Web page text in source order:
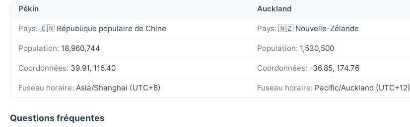
Pékin Auckland
Pays: 🇨🇳 République populaire de Chine Pays: 🇳🇿 Nouvelle-Zélande
Population: 18,960,744 Population: 1,530,500
Coordonnées: 39.91, 116.40 Coordonnées: -36.85, 174.76
Fuseau horaire: Asia/Shanghai (UTC+8) Fuseau horaire: Pacific/Auckland (UTC+12)
Questions fréquentes